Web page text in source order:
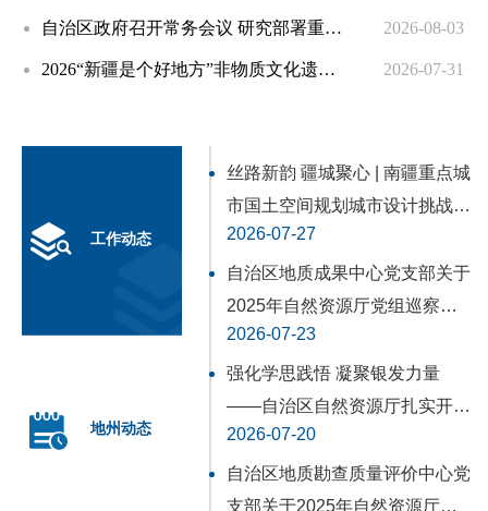
文章来源：新华社
和完善人民代表大会制度不断发展全过程人民民主李克强
汪洋王沪宁赵乐际韩正王岐山出席 栗战书讲话 新华社北京
10月14日电 中央人大工作会议10月13日至14日在北...
自治区政府召开常务会议 研究部署重点领域安全生产“打非治违”工作等 2026-08-03
2026“新疆是个好地方”非物质文化遗产援疆主题展示活动启动 2026-07-31
陈小江艾尔肯·吐尼亚孜会见第十八届欧洲外交官研讨班一行 2026-07-28
自治区政府召开常务会议 研究自治区“十五五”有关专项规划等 2026-07-27
自治区党委常委会召开会议 2026-07-24
自治区政府召开常务会议 研究做好下半年经济工作和相关规划等 2026-07-23
陈小江在和田地区调研
陈小江艾尔肯·吐尼亚孜会见新开发银行行长罗塞芙 2026-07-22
工作动态
地州动态
丝路新韵 疆城聚心 | 南疆重点城
市国土空间规划城市设计挑战赛
圆满收官
2026-07-27
自治区地质成果中心党支部关于
2025年自然资源厅党组巡察整
改进展情况的通报
2026-07-23
强化学思践悟 凝聚银发力量
——自治区自然资源厅扎实开
展“学思想·看变化·助发展”离退
休干部专题调研活动
2026-07-20
自治区地质勘查质量评价中心党
支部关于2025年自然资源厅党